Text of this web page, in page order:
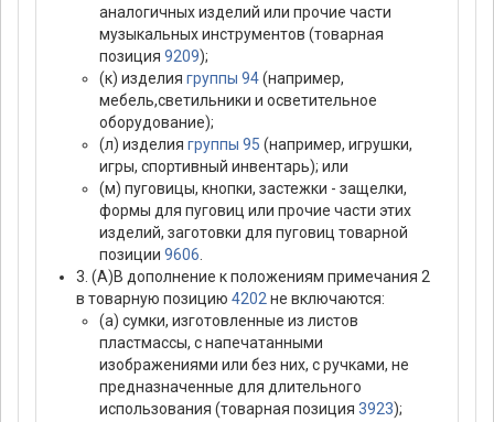
аналогичных изделий или прочие части
музыкальных инструментов (товарная
позиция 9209);
(к) изделия группы 94(например,
мебель,светильники и осветительное
оборудование);
(л) изделия группы 95 (например, игрушки,
игры, спортивный инвентарь); или
(м) пуговицы, кнопки, застежки - защелки,
формы для пуговиц или прочие части этих
изделий, заготовки для пуговиц товарной
позиции 9606
3. (А)В дополнение к положениям примечания 2
в товарную позицию 4202 не включаются:
(а) сумки, изготовленные из листов
пластмассы, с напечатанными
изображениями или без них, с ручками, не
предназначенные для длительного
использования (товарная позиция 3923);